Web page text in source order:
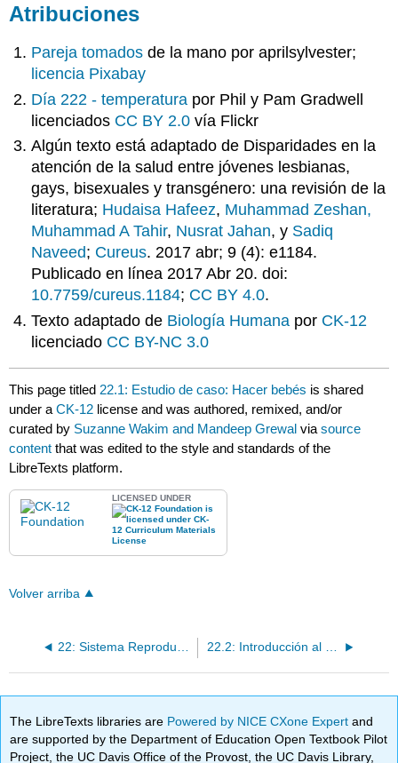
Atribuciones
Pareja tomados de la mano por aprilsylvester;
licencia Pixabay
Día 222 - temperatura por Phil y Pam Gradwell
licenciados CC BY 2.0 vía Flickr
Algún texto está adaptado de Disparidades en la
atención de la salud entre jóvenes lesbianas,
gays, bisexuales y transgénero: una revisión de la
literatura; Hudaisa Hafeez, Muhammad Zeshan,
Muhammad A Tahir, Nusrat Jahan, y Sadiq
Naveed; Cureus. 2017 abr; 9 (4): e1184.
Publicado en línea 2017 Abr 20. doi:
10.7759/cureus.1184; CC BY 4.0.
Texto adaptado de Biología Humana por CK-12
licenciado CC BY-NC 3.0
This page titled 22.1: Estudio de caso: Hacer bebés is shared
under aCK-12 license and was authored, remixed, and/or
curated by Suzanne Wakim and Mandeep Grewal viasource
content that was edited to the style and standards of the
LibreTexts platform.
LICENSED UNDER
Volver arriba
The LibreTexts libraries are Powered by NICE CXone Expertand
are supported by the Department of Education Open Textbook Pilot
Project, the UC Davis Office of the Provost, the UC Davis Library,